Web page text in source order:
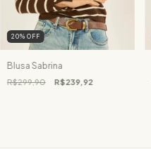
20% OFF
Blusa Sabrina
R$299,90 R$239,92